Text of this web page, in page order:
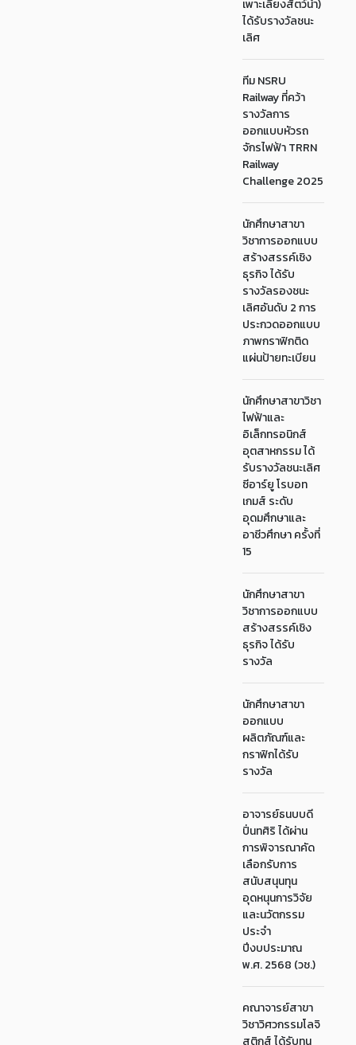
เพาะเลี้ยงสัตว์น้ำ)
ได้รับรางวัลชนะ
เลิศ
ทีม NSRU
Railway ที่คว้า
รางวัลการ
ออกแบบหัวรถ
จักรไฟฟ้า TRRN
Railway
Challenge 2025
นักศึกษาสาขา
วิชาการออกแบบ
สร้างสรรค์เชิง
ธุรกิจ ได้รับ
รางวัลรองชนะ
เลิศอันดับ 2 การ
ประกวดออกแบบ
ภาพกราฟิกติด
แผ่นป้ายทะเบียน
นักศึกษาสาขาวิชา
ไฟฟ้าและ
อิเล็กทรอนิกส์
อุตสาหกรรม ได้
รับรางวัลชนะเลิศ
ซีอาร์ยู โรบอท
เกมส์ ระดับ
อุดมศึกษาและ
อาชีวศึกษา ครั้งที่
15
นักศึกษาสาขา
วิชาการออกแบบ
สร้างสรรค์เชิง
ธุรกิจ ได้รับ
รางวัล
นักศึกษาสาขา
ออกแบบ
ผลิตภัณฑ์และ
กราฟิกได้รับ
รางวัล
อาจารย์ธนบบดี
ปิ่นทศิริ ได้ผ่าน
การพิจารณาคัด
เลือกรับการ
สนับสนุนทุน
อุดหนุนการวิจัย
และนวัตกรรม
ประจำ
ปีงบประมาณ
พ.ศ. 2568 (วช.)
คณาจารย์สาขา
วิชาวิศวกรรมโลจิ
สติกส์ ได้รับทุน